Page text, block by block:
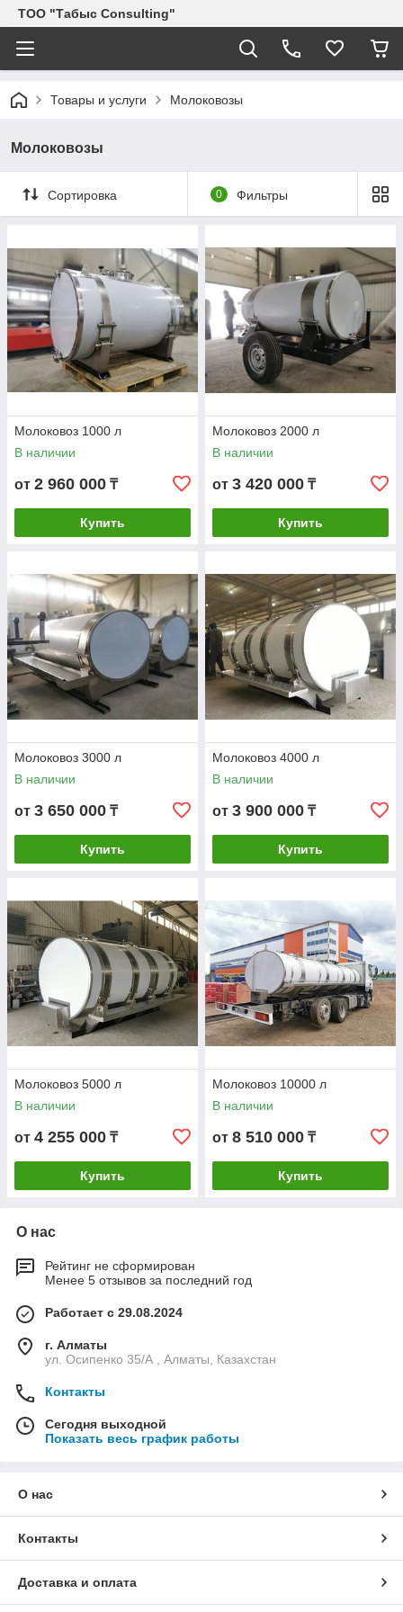
ТОО "Табыс Consulting"
Товары и услуги Молоковозы
Молоковозы
Сортировка 0 Фильтры
Молоковоз 1000 л
В наличии
от 2 960 000 ₸
Купить
Молоковоз 2000 л
В наличии
от 3 420 000 ₸
Купить
Молоковоз 3000 л
В наличии
от 3 650 000 ₸
Купить
Молоковоз 4000 л
В наличии
от 3 900 000 ₸
Купить
Молоковоз 5000 л
В наличии
от 4 255 000 ₸
Купить
Молоковоз 10000 л
В наличии
от 8 510 000 ₸
Купить
О нас
Рейтинг не сформирован
Менее 5 отзывов за последний год
Работает с 29.08.2024
г. Алматы
ул. Осипенко 35/А , Алматы, Казахстан
Контакты
Сегодня выходной
Показать весь график работы
О нас
Контакты
Доставка и оплата